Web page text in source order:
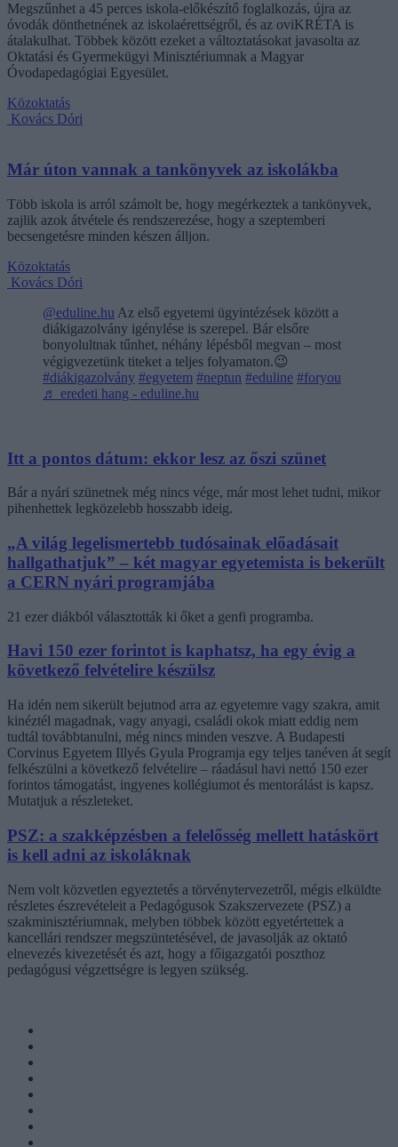
Megszűnhet a 45 perces iskola-előkészítő foglalkozás, újra az
óvodák dönthetnének az iskolaérettségről, és az oviKRÉTA is
átalakulhat. Többek között ezeket a változtatásokat javasolta az
Oktatási és Gyermekügyi Minisztériumnak a Magyar
Óvodapedagógiai Egyesület.
Közoktatás
Kovács Dóri
Már úton vannak a tankönyvek az iskolákba
Több iskola is arról számolt be, hogy megérkeztek a tankönyvek,
zajlik azok átvétele és rendszerezése, hogy a szeptemberi
becsengetésre minden készen álljon.
Közoktatás
Kovács Dóri
@eduline.hu Az első egyetemi ügyintézések között a
diákigazolvány igénylése is szerepel. Bár elsőre
bonyolultnak tűnhet, néhány lépésből megvan – most
végigvezetünk titeket a teljes folyamaton.😉
#diákigazolvány #egyetem #neptun #eduline #foryou
♬ eredeti hang - eduline.hu
Itt a pontos dátum: ekkor lesz az őszi szünet
Bár a nyári szünetnek még nincs vége, már most lehet tudni, mikor
pihenhettek legközelebb hosszabb ideig.
„A világ legelismertebb tudósainak előadásait
hallgathatjuk” – két magyar egyetemista is bekerült
a CERN nyári programjába
21 ezer diákból választották ki őket a genfi programba.
Havi 150 ezer forintot is kaphatsz, ha egy évig a
következő felvételire készülsz
Ha idén nem sikerült bejutnod arra az egyetemre vagy szakra, amit
kinéztél magadnak, vagy anyagi, családi okok miatt eddig nem
tudtál továbbtanulni, még nincs minden veszve. A Budapesti
Corvinus Egyetem Illyés Gyula Programja egy teljes tanéven át segít
felkészülni a következő felvételire – ráadásul havi nettó 150 ezer
forintos támogatást, ingyenes kollégiumot és mentorálást is kapsz.
Mutatjuk a részleteket.
PSZ: a szakképzésben a felelősség mellett hatáskört
is kell adni az iskoláknak
Nem volt közvetlen egyeztetés a törvénytervezetről, mégis elküldte
részletes észrevételeit a Pedagógusok Szakszervezete (PSZ) a
szakminisztériumnak, melyben többek között egyetértettek a
kancellári rendszer megszüntetésével, de javasolják az oktató
elnevezés kivezetését és azt, hogy a főigazgatói poszthoz
pedagógusi végzettségre is legyen szükség.